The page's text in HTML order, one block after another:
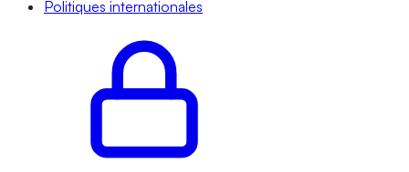
Politiques internationales